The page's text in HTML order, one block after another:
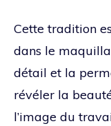
Cette tradition
dans le
détail et la
révéler la
l’image du